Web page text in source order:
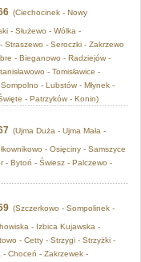
(Ciechocinek - Nowy
- Służewo - Wólka -
Straszewo - Seroczki - Zakrzewo
- Bieganowo - Radziejów -
- Tomisławice -
- Lubstów - Młynek -
- Patrzyków - Konin)
(Ujma Duża - Ujma Mała -
- Osięciny - Samszyce
- Bytoń - Świesz - Palczewo -
(Szczerkowo - Sompolinek -
- Izbica Kujawska -
- Cetty - Strzygi - Strzyżki -
Choceń - Zakrzewek -